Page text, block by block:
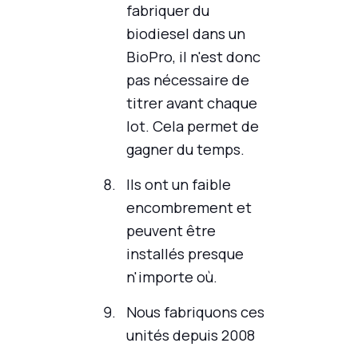
fabriquer du
biodiesel dans un
BioPro, il n'est donc
pas nécessaire de
titrer avant chaque
lot. Cela permet de
gagner du temps.
Ils ont un faible
encombrement et
peuvent être
installés presque
n'importe où.
Nous fabriquons ces
unités depuis 2008